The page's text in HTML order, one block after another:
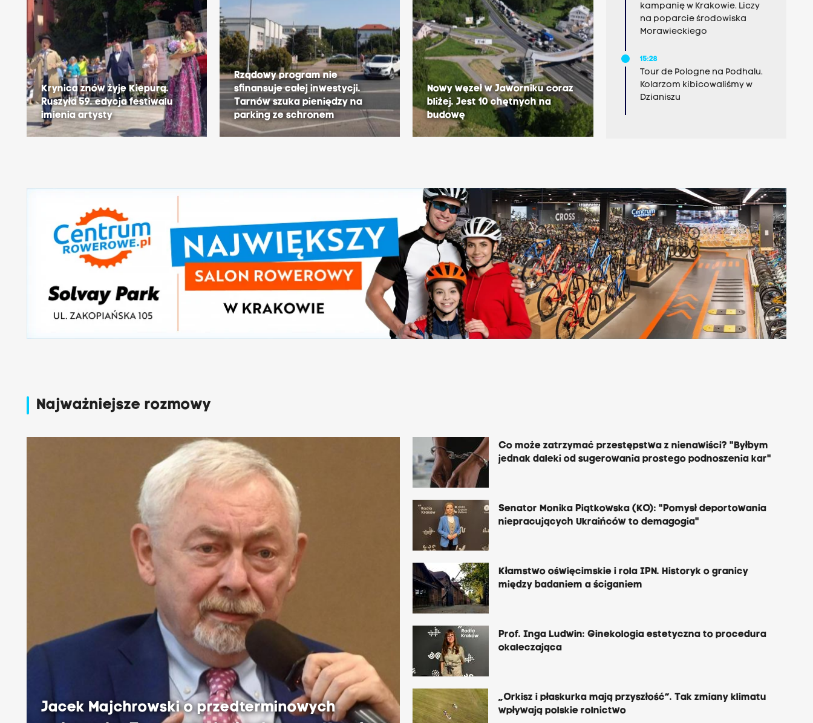
Krynica znów żyje Kiepurą.
Ruszyła 59. edycja festiwalu
imienia artysty
Rządowy program nie
sfinansuje całej inwestycji.
Tarnów szuka pieniędzy na
parking ze schronem
Nowy węzeł w Jaworniku coraz
bliżej. Jest 10 chętnych na
budowę
kampanię w Krakowie. Liczy
na poparcie środowiska
Morawieckiego
15:28
Tour de Pologne na Podhalu.
Kolarzom kibicowaliśmy w
Dzianiszu
Krynica znów żyje Kiepurą.
Ruszyła 59. edycja festiwalu
imienia artysty
14:17
Kolonie i obozy letnie pod
lupą Sanepidu. Jaki jest wynik
kontroli?
Mężczyzna, który wulgarnie
wyzywał dwójkę Ukraińców,
12:51
12:31
12:15
Co działa w profilaktyce?
11:43
Najważniejsze rozmowy
Jacek Majchrowski o przedterminowych
Co może zatrzymać przestępstwa z nienawiści? "Byłbym
jednak daleki od sugerowania prostego podnoszenia kar"
Senator Monika Piątkowska (KO): "Pomysł deportowania
niepracujących Ukraińców to demagogia"
Kłamstwo oświęcimskie i rola IPN. Historyk o granicy
między badaniem a ściganiem
Prof. Inga Ludwin: Ginekologia estetyczna to procedura
okaleczająca
„Orkisz i płaskurka mają przyszłość”. Tak zmiany klimatu
wpływają polskie rolnictwo